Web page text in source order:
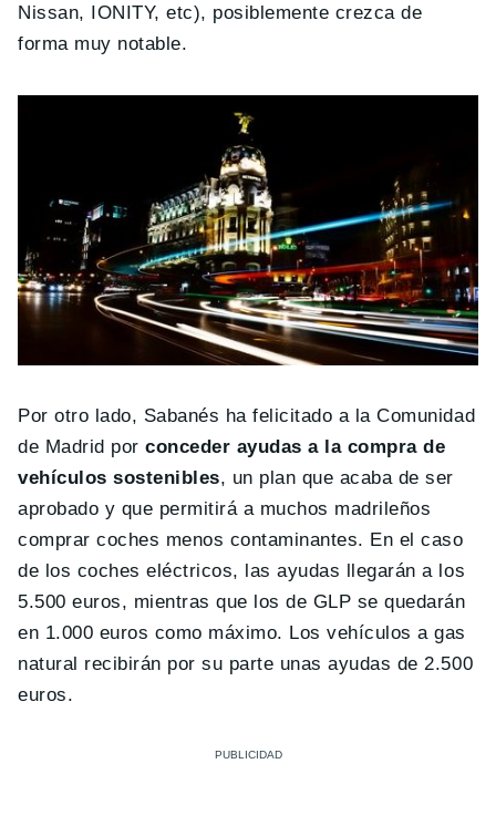
Nissan, IONITY, etc), posiblemente crezca de
forma muy notable.
Por otro lado, Sabanés ha felicitado a la Comunidad
de Madrid por conceder ayudas a la compra de
vehículos sostenibles, un plan que acaba de ser
aprobado y que permitirá a muchos madrileños
comprar coches menos contaminantes. En el caso
de los coches eléctricos, las ayudas llegarán a los
5.500 euros, mientras que los de GLP se quedarán
en 1.000 euros como máximo. Los vehículos a gas
natural recibirán por su parte unas ayudas de 2.500
euros.